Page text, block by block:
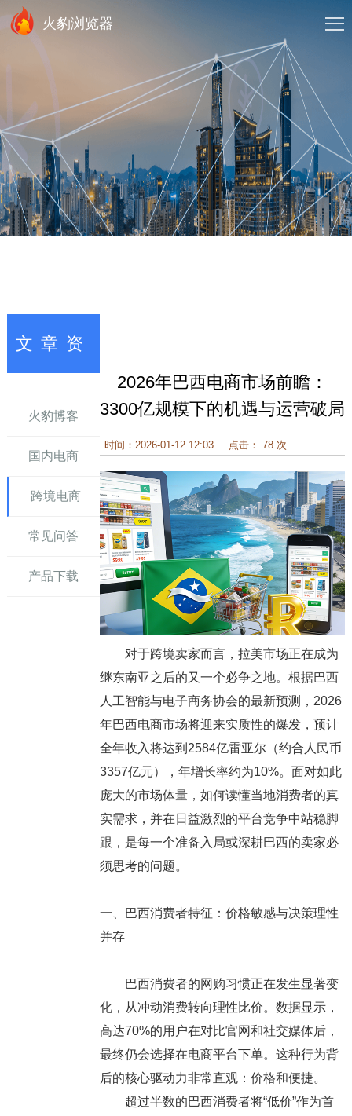
火豹浏览器
文章资
火豹博客
国内电商
跨境电商
常见问答
产品下载
2026年巴西电商市场前瞻：
3300亿规模下的机遇与运营破局
时间：2026-01-12 12:03 点击： 78 次
对于跨境卖家而言，拉美市场正在成为
继东南亚之后的又一个必争之地。根据巴西
人工智能与电子商务协会的最新预测，2026
年巴西电商市场将迎来实质性的爆发，预计
全年收入将达到2584亿雷亚尔（约合人民币
3357亿元），年增长率约为10%。面对如此
庞大的市场体量，如何读懂当地消费者的真
实需求，并在日益激烈的平台竞争中站稳脚
跟，是每一个准备入局或深耕巴西的卖家必
须思考的问题。
一、巴西消费者特征：价格敏感与决策理性
并存
巴西消费者的网购习惯正在发生显著变
化，从冲动消费转向理性比价。数据显示，
高达70%的用户在对比官网和社交媒体后，
最终仍会选择在电商平台下单。这种行为背
后的核心驱动力非常直观：价格和便捷。
超过半数的巴西消费者将“低价”作为首